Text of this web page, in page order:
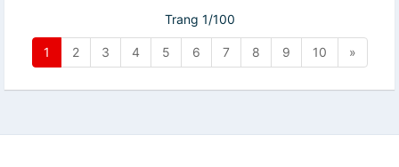
Trang 1/100
1 2 3 4 5 6 7 8 9 10 »